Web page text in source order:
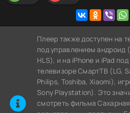
Плеер также доступен на
под управлением андроид
HLS), и на iPhone и iPad
телевизоре СмартТВ (LG,
Philips, Toshiba, Xiaomi),
Sony Playstation). Это
cмотреть фильма